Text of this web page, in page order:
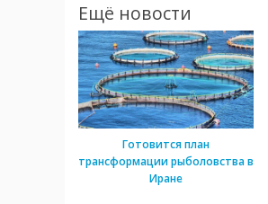
Ещё новости
Готовится план
трансформации рыболовства в
Иране